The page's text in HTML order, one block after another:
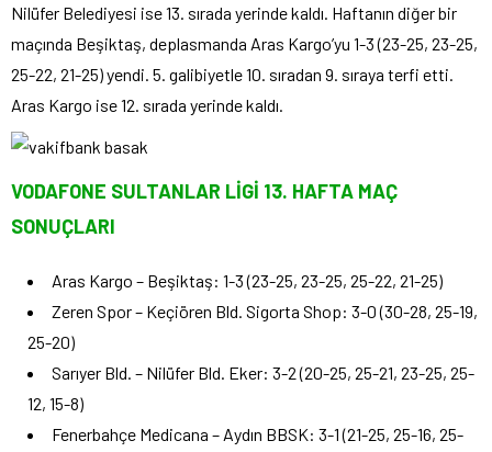
Nilüfer Belediyesi ise 13. sırada yerinde kaldı. Haftanın diğer bir
maçında Beşiktaş, deplasmanda Aras Kargo’yu 1-3 (23-25, 23-25,
25-22, 21-25) yendi. 5. galibiyetle 10. sıradan 9. sıraya terfi etti.
Aras Kargo ise 12. sırada yerinde kaldı.
VODAFONE SULTANLAR LİGİ 13. HAFTA MAÇ
SONUÇLARI
Aras Kargo – Beşiktaş: 1-3 (23-25, 23-25, 25-22, 21-25)
Zeren Spor – Keçiören Bld. Sigorta Shop: 3-0 (30-28, 25-19,
25-20)
Sarıyer Bld. – Nilüfer Bld. Eker: 3-2 (20-25, 25-21, 23-25, 25-
12, 15-8)
Fenerbahçe Medicana – Aydın BBSK: 3-1 (21-25, 25-16, 25-